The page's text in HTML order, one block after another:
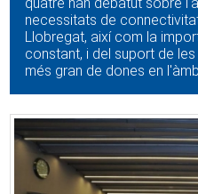
quatre han debatut sobre
necessitats de
Llobregat, així com la
constant, i del suport de
més gran de dones en